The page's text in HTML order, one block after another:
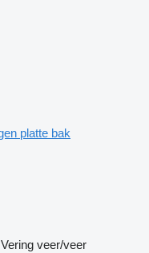
platte bak
Vering veer/veer